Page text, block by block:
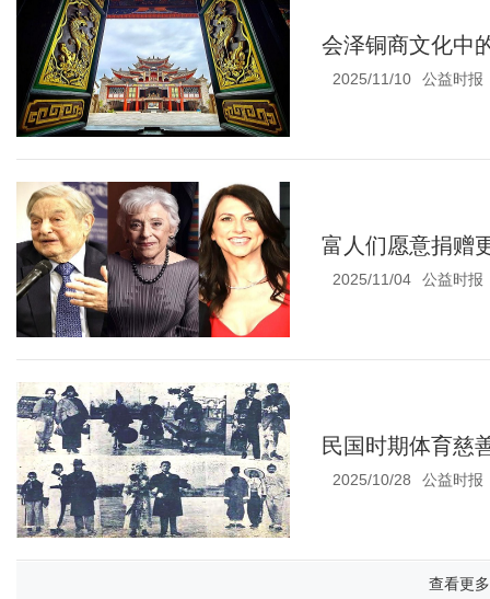
会泽铜商文化中
2025/11/10 公益时报
富人们愿意捐赠
2025/11/04 公益时报
民国时期体育慈
2025/10/28 公益时报
查看更多